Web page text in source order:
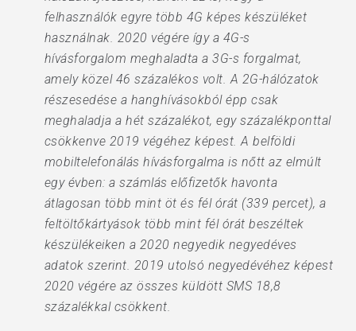
felhasználók egyre több 4G képes készüléket
használnak. 2020 végére így a 4G-s
hívásforgalom meghaladta a 3G-s forgalmat,
amely közel 46 százalékos volt. A 2G-hálózatok
részesedése a hanghívásokból épp csak
meghaladja a hét százalékot, egy százalékponttal
csökkenve 2019 végéhez képest. A belföldi
mobiltelefonálás hívásforgalma is nőtt az elmúlt
egy évben: a számlás előfizetők havonta
átlagosan több mint öt és fél órát (339 percet), a
feltöltőkártyások több mint fél órát beszéltek
készülékeiken a 2020 negyedik negyedéves
adatok szerint. 2019 utolsó negyedévéhez képest
2020 végére az összes küldött SMS 18,8
százalékkal csökkent.